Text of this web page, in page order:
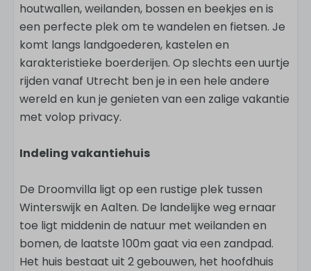
houtwallen, weilanden, bossen en beekjes en is
een perfecte plek om te wandelen en fietsen. Je
komt langs landgoederen, kastelen en
karakteristieke boerderijen. Op slechts een uurtje
rijden vanaf Utrecht ben je in een hele andere
wereld en kun je genieten van een zalige vakantie
met volop privacy.
Indeling vakantiehuis
De Droomvilla ligt op een rustige plek tussen
Winterswijk en Aalten. De landelijke weg ernaar
toe ligt middenin de natuur met weilanden en
bomen, de laatste 100m gaat via een zandpad.
Het huis bestaat uit 2 gebouwen, het hoofdhuis